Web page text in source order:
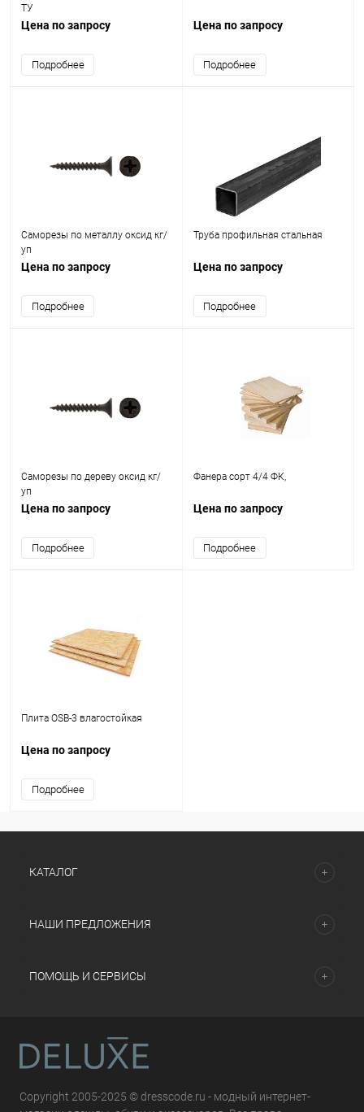
ТУ
Цена по запросу
Подробнее
Цена по запросу
Подробнее
Саморезы по металлу оксид кг/
уп
Цена по запросу
Подробнее
Труба профильная стальная
Цена по запросу
Подробнее
Саморезы по дереву оксид кг/
уп
Цена по запросу
Подробнее
Фанера сорт 4/4 ФК,
Цена по запросу
Подробнее
Плита OSB-3 влагостойкая
Цена по запросу
Подробнее
КАТАЛОГ
НАШИ ПРЕДЛОЖЕНИЯ
ПОМОЩЬ И СЕРВИСЫ
Copyright 2005-2025 © dresscode.ru - модный интернет-